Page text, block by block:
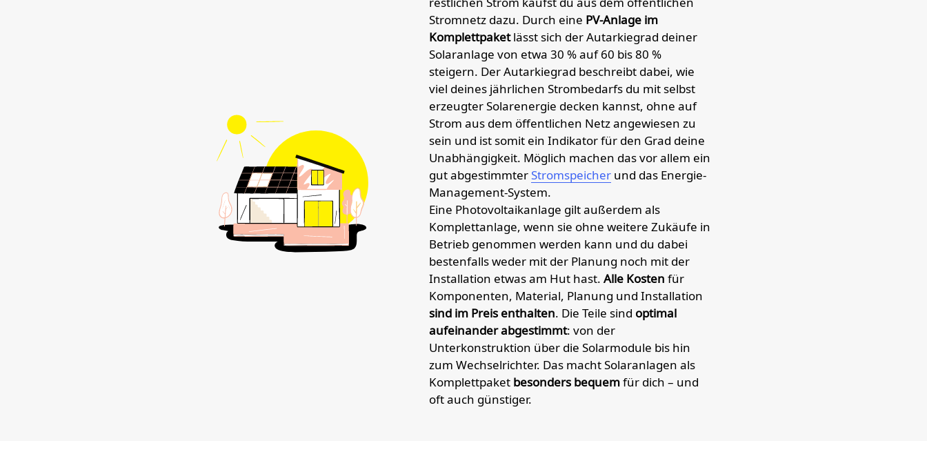
Stromnetz dazu. Durch eine PV-Anlage im
Komplettpaketlässt sich der Autarkiegrad deiner
Solaranlage von etwa 30 % auf 60 bis 80 %
steigern. Der Autarkiegrad beschreibt dabei, wie
viel deines jährlichen Strombedarfs du mit selbst
erzeugter Solarenergie decken kannst, ohne auf
Strom aus dem öffentlichen Netz angewiesen zu
sein und ist somit ein Indikator für den Grad deine
Unabhängigkeit. Möglich machen das vor allem ein
gut abgestimmter Stromspeicher und das Energie-
Management-System.
Eine Photovoltaikanlage gilt außerdem als
Komplettanlage, wenn sie ohne weitere Zukäufe in
Betrieb genommen werden kann und du dabei
bestenfalls weder mit der Planung noch mit der
Installation etwas am Hut hast. Alle Kosten für
Komponenten, Material, Planung und Installation
sind im Preis enthalten. Die Teile sind optimal
aufeinander abgestimmt: von der
Unterkonstruktion über die Solarmodule bis hin
zum Wechselrichter. Das macht Solaranlagen als
Komplettpaket besonders bequemfür dich – und
oft auch günstiger.